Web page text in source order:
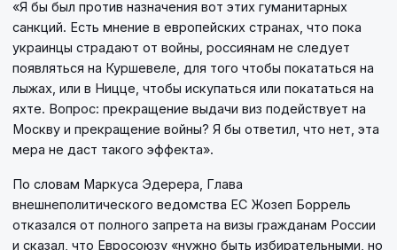
«Я бы был против назначения вот этих гуманитарных
санкций. Есть мнение в европейских странах, что пока
украинцы страдают от войны, россиянам не следует
появляться на Куршевеле, для того чтобы покататься на
лыжах, или в Ницце, чтобы искупаться или покататься на
яхте. Вопрос: прекращение выдачи виз подействует на
Москву и прекращение войны? Я бы ответил, что нет, эта
мера не даст такого эффекта».
По словам Маркуса Эдерера, Глава
внешнеполитического ведомства ЕС Жозеп Боррель
отказался от полного запрета на визы гражданам России
и сказал, что Евросоюзу «нужно быть избирательными, но